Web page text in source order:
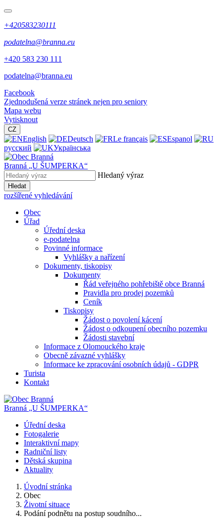
+420583230111
podatelna@branna.eu
+420 583 230 111
podatelna@branna.eu
Facebook
Zjednodušená verze stránek nejen pro seniory
Mapa webu
Vytisknout
CZ
English Deutsch Le français
Espanol
русский
Українська
Branná „U ŠUMPERKA“
Hledaný výraz
Hledat
rozšířené vyhledávání
Obec
Úřad
Úřední deska
e-podatelna
Povinné informace
Vyhlášky a nařízení
Dokumenty, tiskopisy
Dokumenty
Řád veřejného pohřebiště obce Branná
Pravidla pro prodej pozemků
Ceník
Tiskopisy
Žádost o povolení kácení
Žádost o odkoupení obecního pozemku
Žádosti stavební
Informace z Olomouckého kraje
Obecně závazné vyhlášky
Informace ke zpracování osobních údajů - GDPR
Turista
Kontakt
Branná „U ŠUMPERKA“
Úřední deska
Fotogalerie
Interaktivní mapy
Radniční listy
Dětská skupina
Aktuality
Úvodní stránka
Obec
Životní situace
Podání podnětu na postup soudního...